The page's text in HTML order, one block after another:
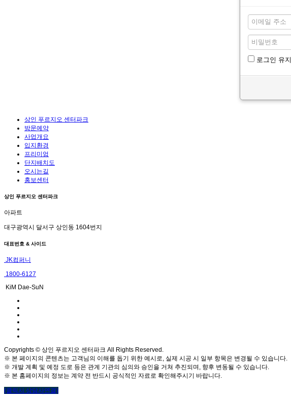
로그인 유지
상인 푸르지오 센터파크
방문예약
사업개요
입지환경
프리미엄
단지배치도
오시는길
홍보센터
상인 푸르지오 센터파크
아파트
대구광역시 달서구 상인동 1604번지
대표번호 & 사이드
JK컴퍼니
1800-6127
KiM Dae-SuN
Copyrights © 상인 푸르지오 센터파크 All Rights Reserved.
※ 본 페이지의 콘텐츠는 고객님의 이해를 돕기 위한 예시로, 실제 시공 시 일부 항목은 변경될 수 있습니다.
※ 개발 계획 및 예정 도로 등은 관계 기관의 심의와 승인을 거쳐 추진되며, 향후 변동될 수 있습니다.
※ 본 홈페이지의 정보는 계약 전 반드시 공식적인 자료로 확인해주시기 바랍니다.
(클릭시 상담사연결)